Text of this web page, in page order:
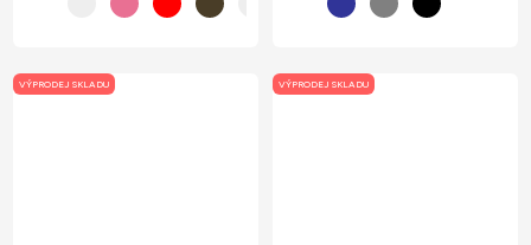
VÝPRODEJ SKLADU VÝPRODEJ SKLADU